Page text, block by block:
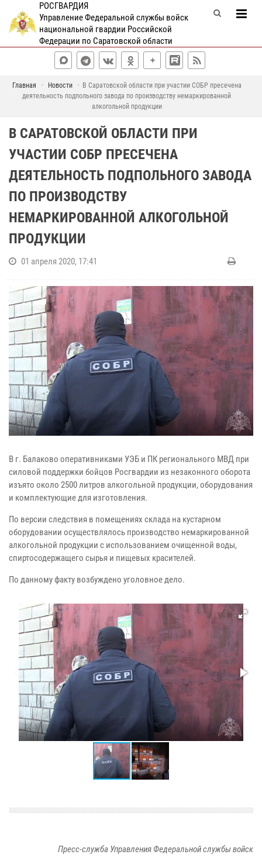
РОСГВАРДИЯ
Управление Федеральной службы войск
национальной гвардии Российской
Федерации по Саратовской области
Главная Новости
В Саратовской области при участии СОБР пресечена
деятельность подпольного завода по производству немаркированной
алкогольной продукции
В САРАТОВСКОЙ ОБЛАСТИ ПРИ
УЧАСТИИ СОБР ПРЕСЕЧЕНА
ДЕЯТЕЛЬНОСТЬ ПОДПОЛЬНОГО ЗАВОДА
ПО ПРОИЗВОДСТВУ
НЕМАРКИРОВАННОЙ АЛКОГОЛЬНОЙ
ПРОДУКЦИИ
01 апреля 2020, 17:41
В г. Балаково оперативниками УЭБ и ПК регионального МВД при
силовой поддержки бойцов Росгвардии из незаконного оборота
изъято около 2500 литров алкогольной продукции, оборудования
и комплектующие для изготовления.
По версии следствия в помещениях склада на кустарном
оборудовании осуществлялось производство немаркированной
алкогольной продукции с использованием очищенной воды,
спиртосодержащего сырья и пищевых красителей.
По данному факту возбуждено уголовное дело.
Пресс-служба Управления Федеральной службы войск